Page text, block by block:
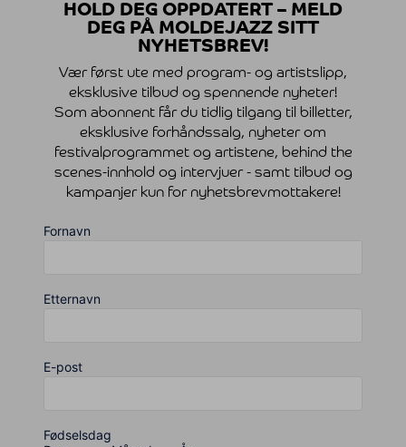
HOLD DEG OPPDATERT – MELD
DEG PÅ MOLDEJAZZ SITT
NYHETSBREV!
Vær først ute med program- og artistslipp,
eksklusive tilbud og spennende nyheter!
Som abonnent får du tidlig tilgang til billetter,
eksklusive forhåndssalg, nyheter om
festivalprogrammet og artistene, behind the
scenes-innhold og intervjuer - samt tilbud og
kampanjer kun for nyhetsbrevmottakere!
Fornavn
Etternavn
E-post
Fødselsdag